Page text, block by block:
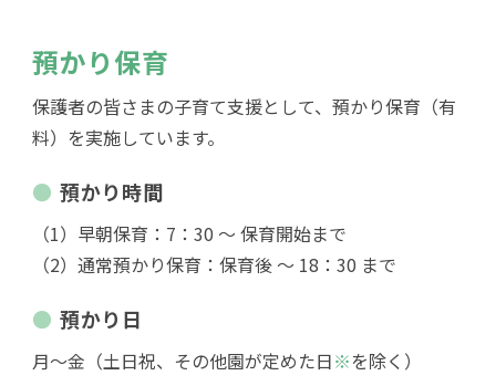
預かり保育
保護者の皆さまの子育て支援として、預かり保育（有
料）を実施しています。
預かり時間
（1）早朝保育：7：30 ～ 保育開始まで
（2）通常預かり保育：保育後 ～ 18：30 まで
預かり日
月～金（土日祝、その他園が定めた日※を除く）